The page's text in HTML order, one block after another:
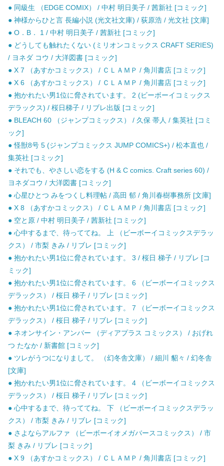
● 同級生 （EDGE COMIX） / 中村 明日美子 / 茜新社 [コミック]
● 神様からひと言 長編小説 (光文社文庫) / 荻原浩 / 光文社 [文庫]
● O．B． 1 / 中村 明日美子 / 茜新社 [コミック]
● どうしても触れたくない (ミリオンコミックス CRAFT SERIES)
/ ヨネダ コウ / 大洋図書 [コミック]
● X 7 （あすかコミックス） / ＣＬＡＭＰ / 角川書店 [コミック]
● X 6 （あすかコミックス） / ＣＬＡＭＰ / 角川書店 [コミック]
● 抱かれたい男1位に脅されています。 2 (ビーボーイコミックス
デラックス) / 桜日梯子 / リブレ出版 [コミック]
● BLEACH 60 （ジャンプコミックス） / 久保 帯人 / 集英社 [コミ
ック]
● 怪獣8号 5 (ジャンプコミックス JUMP COMICS+) / 松本直也 /
集英社 [コミック]
● それでも、やさしい恋をする (H & C comics. Craft series 60) /
ヨネダコウ / 大洋図書 [コミック]
● 心星ひとつ みをつくし料理帖 / 高田 郁 / 角川春樹事務所 [文庫]
● X 8 （あすかコミックス） / ＣＬＡＭＰ / 角川書店 [コミック]
● 空と原 / 中村 明日美子 / 茜新社 [コミック]
● 心中するまで、待っててね。 上 （ビーボーイコミックスデラッ
クス） / 市梨 きみ / リブレ [コミック]
● 抱かれたい男1位に脅されています。 3 / 桜日 梯子 / リブレ [コ
ミック]
● 抱かれたい男1位に脅されています。 6 （ビーボーイコミックス
デラックス） / 桜日 梯子 / リブレ [コミック]
● 抱かれたい男1位に脅されています。 7 （ビーボーイコミックス
デラックス） / 桜日 梯子 / リブレ [コミック]
● ネオンサイン・アンバー （ディアプラス コミックス） / おげれ
つ たなか / 新書館 [コミック]
● ツレがうつになりまして。 （幻冬舎文庫） / 細川 貂々 / 幻冬舎
[文庫]
● 抱かれたい男1位に脅されています。 4 （ビーボーイコミックス
デラックス） / 桜日 梯子 / リブレ [コミック]
● 心中するまで、待っててね。 下 （ビーボーイコミックスデラッ
クス） / 市梨 きみ / リブレ [コミック]
● さよならアルファ （ビーボーイオメガバースコミックス） / 市
梨 きみ / リブレ [コミック]
● X 9 （あすかコミックス） / ＣＬＡＭＰ / 角川書店 [コミック]